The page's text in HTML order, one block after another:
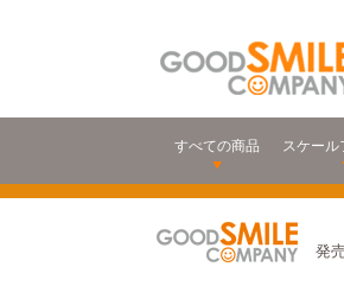
すべての商品 スケール
発